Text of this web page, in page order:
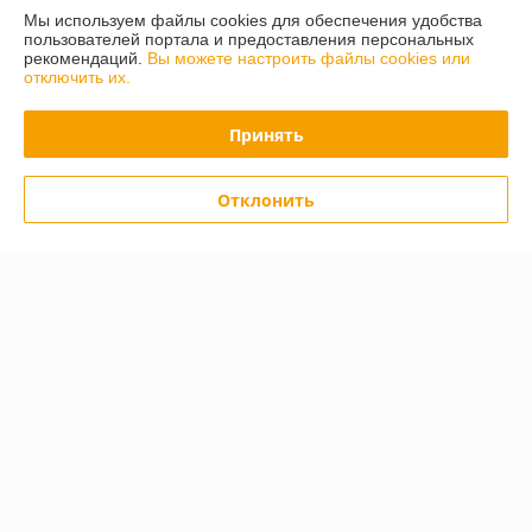
Полная версия сайта
Сайт создан на платформе Deal.by
Мы используем файлы cookies для обеспечения удобства
пользователей портала и предоставления персональных
рекомендаций. Вы можете настроить файлы cookies или
отключить их.
Принять
Отклонить